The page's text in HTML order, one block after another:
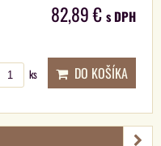
82,89 € s DPH
ks DO KOŠÍKA